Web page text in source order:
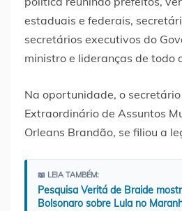
estaduais e federais,
secretários executivos do
ministro e lideranças de todo
Na oportunidade, o
Extraordinário de Assuntos
Orleans Brandão, se filiou a
📖 LEIA TAMBÉM:
Pesquisa Veritá de Braide
Bolsonaro sobre Lula no